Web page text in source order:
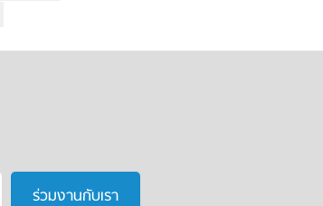
ร่วมงานกับเรา